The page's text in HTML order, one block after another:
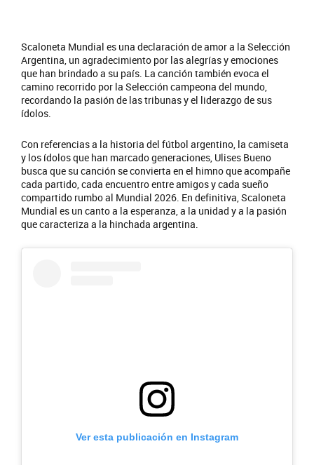
Scaloneta Mundial es una declaración de amor a la Selección
Argentina, un agradecimiento por las alegrías y emociones
que han brindado a su país. La canción también evoca el
camino recorrido por la Selección campeona del mundo,
recordando la pasión de las tribunas y el liderazgo de sus
ídolos.
Con referencias a la historia del fútbol argentino, la camiseta
y los ídolos que han marcado generaciones, Ulises Bueno
busca que su canción se convierta en el himno que acompañe
cada partido, cada encuentro entre amigos y cada sueño
compartido rumbo al Mundial 2026. En definitiva, Scaloneta
Mundial es un canto a la esperanza, a la unidad y a la pasión
que caracteriza a la hinchada argentina.
Ver esta publicación en Instagram